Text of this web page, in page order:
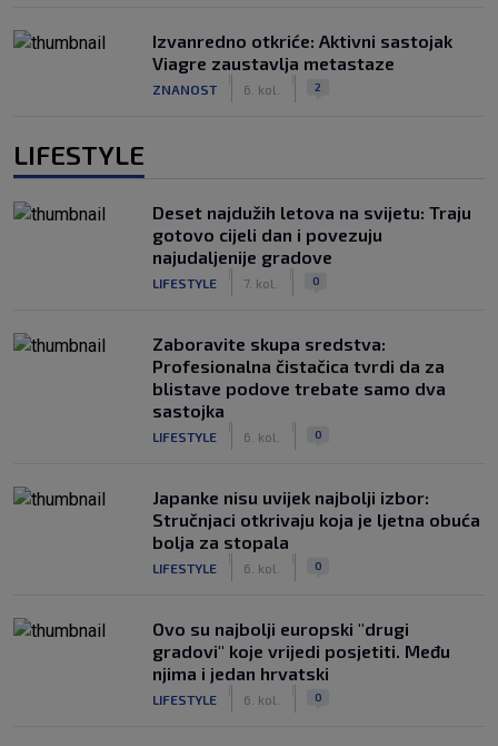
Izvanredno otkriće: Aktivni sastojak
Viagre zaustavlja metastaze
ZNANOST 6. kol. 2
LIFESTYLE
Deset najdužih letova na svijetu: Traju
gotovo cijeli dan i povezuju
najudaljenije gradove
LIFESTYLE 7. kol. 0
Zaboravite skupa sredstva:
Profesionalna čistačica tvrdi da za
blistave podove trebate samo dva
sastojka
LIFESTYLE 6. kol. 0
Japanke nisu uvijek najbolji izbor:
Stručnjaci otkrivaju koja je ljetna obuća
bolja za stopala
LIFESTYLE 6. kol. 0
Ovo su najbolji europski "drugi
gradovi" koje vrijedi posjetiti. Među
njima i jedan hrvatski
LIFESTYLE 6. kol. 0